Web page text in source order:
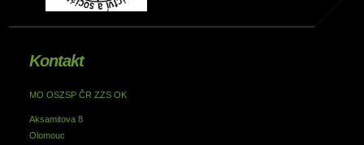
Kontakt
MO OSZSP ČR ZZS OK
Aksamitova 8
Olomouc